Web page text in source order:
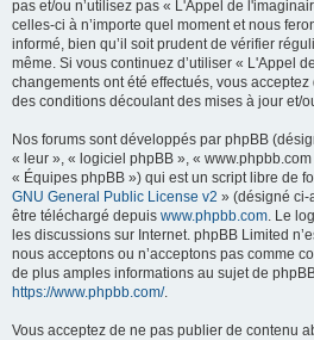
pas et/ou n’utilisez pas « L'Appel de
celles-ci à n’importe quel moment et nous
informé, bien qu’il soit prudent de vérifier
même. Si vous continuez d’utiliser « L'Appel
changements ont été effectués, vous
des conditions découlant des mises à jour et/
Nos forums sont développés par phpBB
« leur », « logiciel phpBB », «
« Équipes phpBB ») qui est un script libre de
GNU General Public License v2 » (désigné ci-
être téléchargé depuis www.phpbb.com. Le
les discussions sur Internet. phpBB Limited
nous acceptons ou n’acceptons pas comme
de plus amples informations au sujet de
https://www.phpbb.com/.
Vous acceptez de ne pas publier de contenu